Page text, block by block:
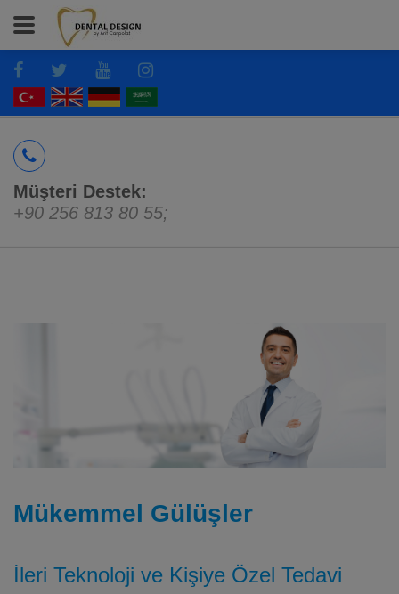
Müşteri Destek:
+90 256 813 80 55;
Mükemmel Gülüşler
İleri Teknoloji ve Kişiye Özel Tedavi